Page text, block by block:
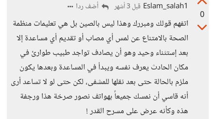
0
Eslam_salah1 قبل 3 أشهر أضف ردا
اتفهم قولك ومبررك وهذا ليس بالصين بل هي تعليمات منظمة
الصحة بالامتناع عن لمس أي مصاب أو تقديم أي مساعدة إلا
بعد إستثناء وحيد وهو أن يصادف تواجد طبيب طوارئ في
مكان الحادث يعرف نفسه ويبدأ في المساعدة وبعدها يكون
ملزم بالحالة حتى بعد نقلها للمشفى، لكن حتى لو لا تساعد أرى
أنه قاسي أن نمسك جميعاً بهواتف نصور صرخة هذا ورجفة
هذه وكأنه عرض على مسرح القدر !